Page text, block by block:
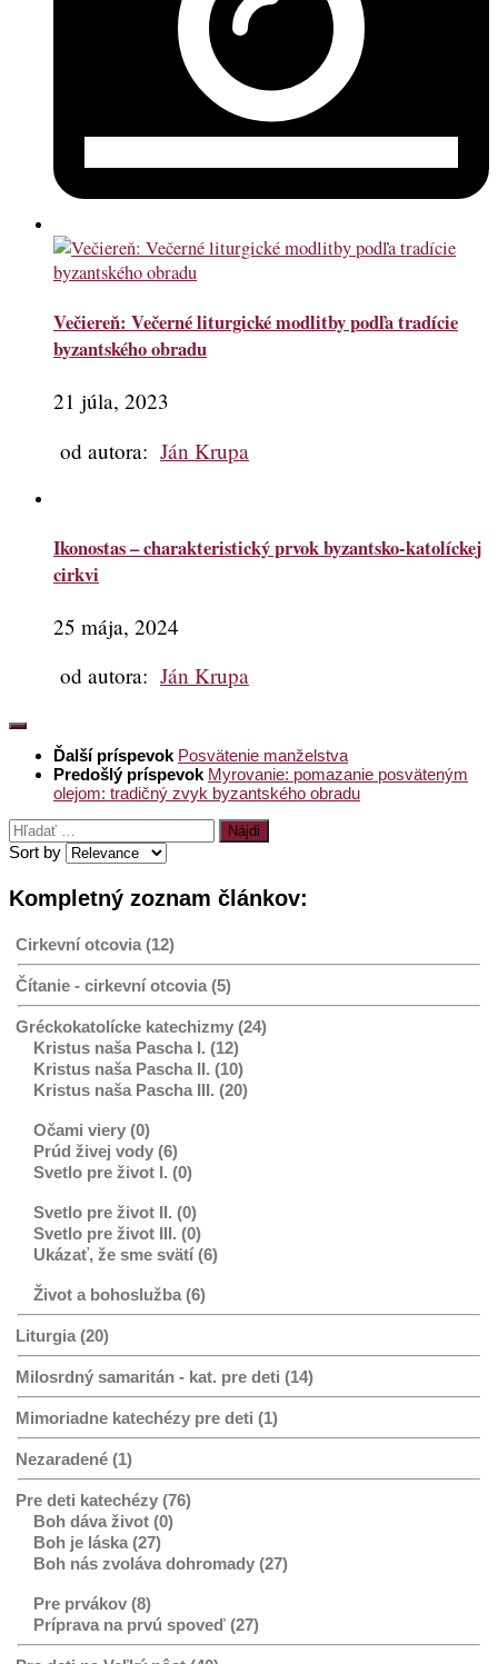
Večiereň: Večerné liturgické modlitby podľa tradície
byzantského obradu
21 júla, 2023
od autora: Ján Krupa
Ikonostas – charakteristický prvok byzantsko-katolíckej
cirkvi
25 mája, 2024
od autora: Ján Krupa
Ďalší príspevok Posvätenie manželstva
Predošlý príspevok Myrovanie: pomazanie posväteným
olejom: tradičný zvyk byzantského obradu
Hľadať:
Sort by
Kompletný zoznam článkov:
Cirkevní otcovia (12)
Čítanie - cirkevní otcovia (5)
Gréckokatolícke katechizmy (24)
Kristus naša Pascha I. (12)
Kristus naša Pascha II. (10)
Kristus naša Pascha III. (20)
Očami viery (0)
Prúd živej vody (6)
Svetlo pre život I. (0)
Svetlo pre život II. (0)
Svetlo pre život III. (0)
Ukázať, že sme svätí (6)
Život a bohoslužba (6)
Liturgia (20)
Milosrdný samaritán - kat. pre deti (14)
Mimoriadne katechézy pre deti (1)
Nezaradené (1)
Pre deti katechézy (76)
Boh dáva život (0)
Boh je láska (27)
Boh nás zvoláva dohromady (27)
Pre prvákov (8)
Príprava na prvú spoveď (27)